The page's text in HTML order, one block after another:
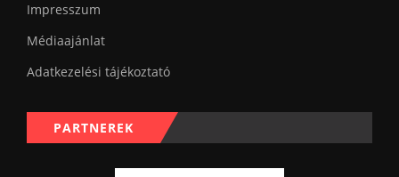
Impresszum
Médiaajánlat
Adatkezelési tájékoztató
PARTNEREK